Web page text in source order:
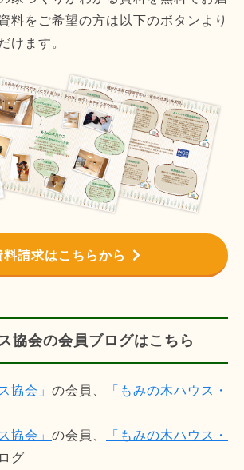
料をご希望の方は以下のボタンより
けます。
料請求はこちらから
協会の会員ブログはこちら
協会」 の会員、
「もみの木ハウス・
協会」 の会員、
「もみの木ハウス・
グ